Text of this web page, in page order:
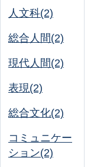
人文科(2)
総合人間(2)
現代人間(2)
表現(2)
総合文化(2)
コミュニケー
ション(2)